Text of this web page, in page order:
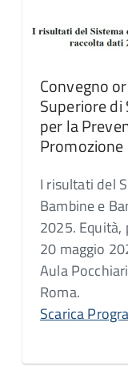
Convegno
Superiore di
per la
Promozione
I risultati del
Bambine e
2025. Equità,
20 maggio
Aula
Roma.
Scarica